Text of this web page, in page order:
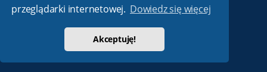
przeglądarki internetowej. Dowiedz się więcej
Akceptuję!